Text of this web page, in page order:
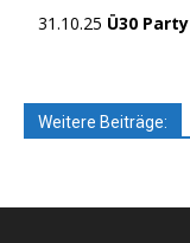
31.10.25 Ü30 Party
Weitere Beiträge: